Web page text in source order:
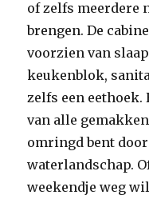
of zelfs meerdere
brengen. De
voorzien van
keukenblok,
zelfs een
van alle
omringd bent
waterlandschap.
weekendje weg